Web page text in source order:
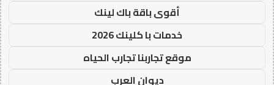
أقوى باقة باك لينك
خدمات با كلينك 2026
موقع تجاربنا تجارب الحياه
ديوان العرب